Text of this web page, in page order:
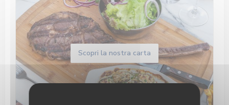
Scopri la nostra carta